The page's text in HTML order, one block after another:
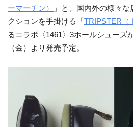
ーマーチン）
」と、国内外の様々
クションを手掛ける「 TRIPSTER（
るコラボ〈1461〉3ホールシューズ
（金）より発売予定。